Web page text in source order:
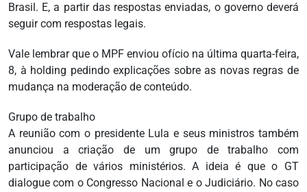
Brasil. E, a partir das respostas enviadas, o governo deverá
seguir com respostas legais.
Vale lembrar que o MPF enviou ofício na última quarta-feira,
8, à holding pedindo explicações sobre as novas regras de
mudança na moderação de conteúdo.
Grupo de trabalho
A reunião com o presidente Lula e seus ministros também
anunciou a criação de um grupo de trabalho com
participação de vários ministérios. A ideia é que o GT
dialogue com o Congresso Nacional e o Judiciário. No caso